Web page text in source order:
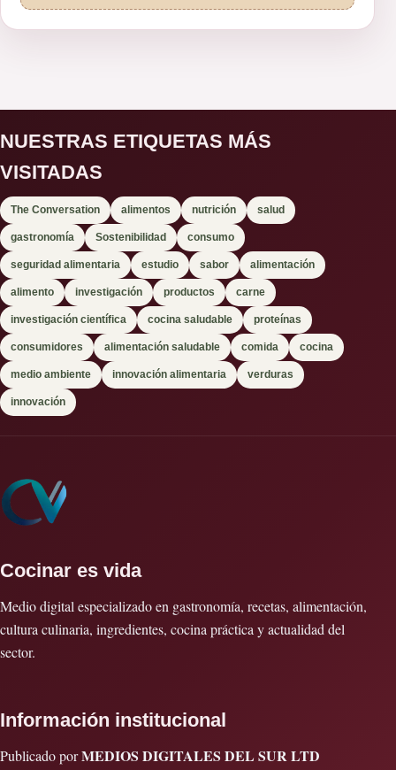
NUESTRAS ETIQUETAS MÁS
VISITADAS
The Conversation alimentos nutrición salud
gastronomía Sostenibilidad consumo
seguridad alimentaria estudio sabor alimentación
alimento investigación productos carne
investigación científica cocina saludable proteínas
consumidores alimentación saludable comida cocina
medio ambiente innovación alimentaria verduras
innovación
Cocinar es vida
Medio digital especializado en gastronomía, recetas, alimentación,
cultura culinaria, ingredientes, cocina práctica y actualidad del
sector.
Información institucional
Publicado porMEDIOS DIGITALES DEL SUR LTD